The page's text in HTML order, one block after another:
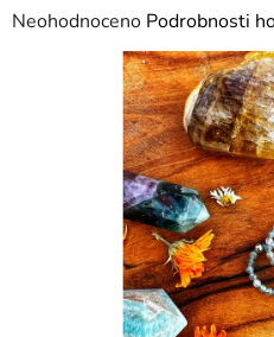
Průměrné
Neohodnoceno Podrobnosti